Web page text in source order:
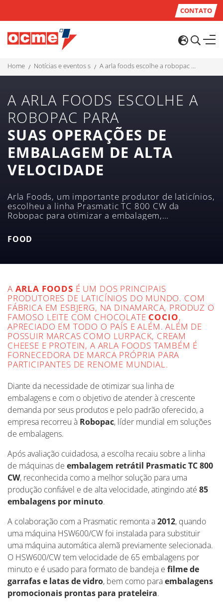
CONTATO
home notícias e eventos s a arla foods escolhe a robopac para suas operações de embalagem de alta velocidade
A ARLA FOODS ESCOLHE A
ROBOPAC PARA
SUAS OPERAÇÕES DE
EMBALAGEM DE ALTA
VELOCIDADE
Arla Foods, um importante produtor de laticínios,
escolheu a linha Prasmatic TC 800 CW da
Robopac para otimizar a embalagem,
85 pacotes por minuto.
FOOD
A ARLA FOODS É UM DOS PRINCIPAIS
PRODUTORES DE LATICÍNIOS DO MUNDO. COM
FÁBRICA EM ESBJERG, NA DINAMARCA, PRODUZ O
FAMOSO LEITE COM CHOCOLATE COCIO,
APRECIADO EM TODO O PAÍS E ALÉM. ALÉM DE
POSSUIR MARCAS COMO LURPACK, CREAM
CHEESE E PROTEIN, A ARLA FOODS TAMBÉM É
FORNECEDORA DE MARCA PRÓPRIA PARA
PARTICIPANTES DE RENOME MUNDIAL.
Diante da necessidade de otimizar sua linha de
embalagens e com o objetivo de atender à crescente
demanda por seus produtos e pelo padrão oferecido, a
empresa recorreu à Robopac, líder mundial em soluções
de embalagens.
Após avaliação cuidadosa, a escolha recaiu sobre a linha
de máquinas de embalagem retrátil Prasmatic TC 800
CW, reconhecida como a melhor solução para uma
produção confiável e de alta velocidade, atingindo até 85
embalagens por minuto.
A colaboração com a Prasmatic remonta a2012, quando
uma máquina HSW600/CW foi instalada para substituir
uma máquina automática alemã previamente selecionada.
O HSW600/CW tem velocidade de 65 embalagens por
minuto e é usado para formato de bandeja e filme de
garrafas e latas de vidro, bem como paraembalagens
promocionais prontas para prateleira.